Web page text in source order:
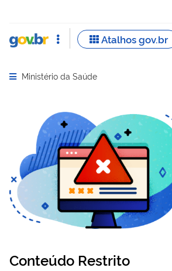
Abrir menu principal de navegação
Ministério da Saúde
Conteúdo Restrito